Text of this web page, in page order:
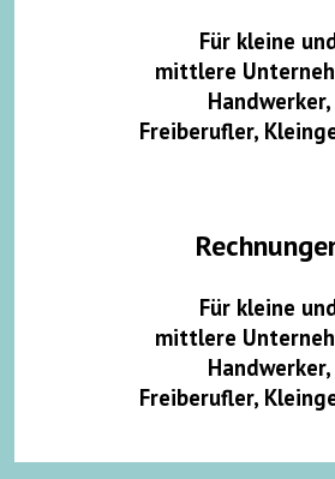
Für kleine
mittlere
Handwerker,
Freiberufler,
Für kleine
mittlere
Handwerker,
Freiberufler,